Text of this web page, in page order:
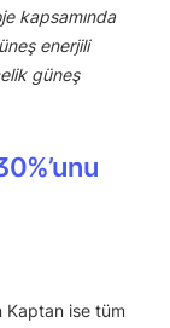
kapsamında
enerjili
güneş
Kaptan ise tüm